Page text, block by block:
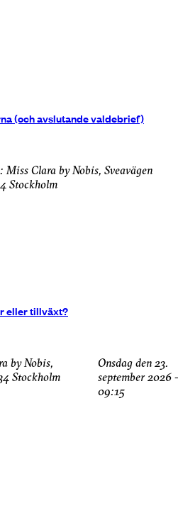
(och avslutande valdebrief)
Miss Clara by Nobis, Sveavägen
Stockholm
eller tillväxt?
by Nobis,
Stockholm
onsdag den 23.
september 2026 -
09:15